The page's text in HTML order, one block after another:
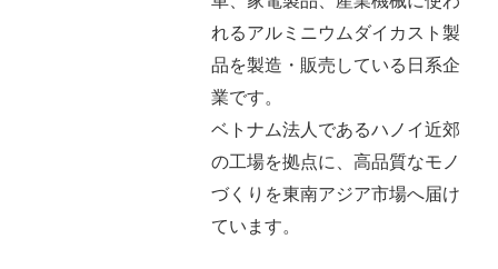
れるアルミニウムダイカスト製
品を製造・販売している日系企
業です。
ベトナム法人であるハノイ近郊
の工場を拠点に、高品質なモノ
づくりを東南アジア市場へ届け
ています。